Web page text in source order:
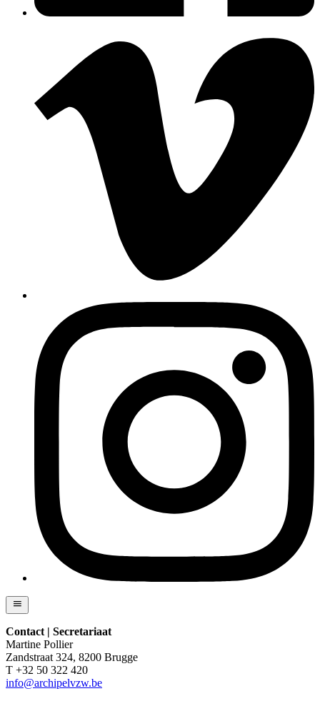
Contact | Secretariaat
Martine Pollier
Zandstraat 324, 8200 Brugge
T +32 50 322 420
info@archipelvzw.be